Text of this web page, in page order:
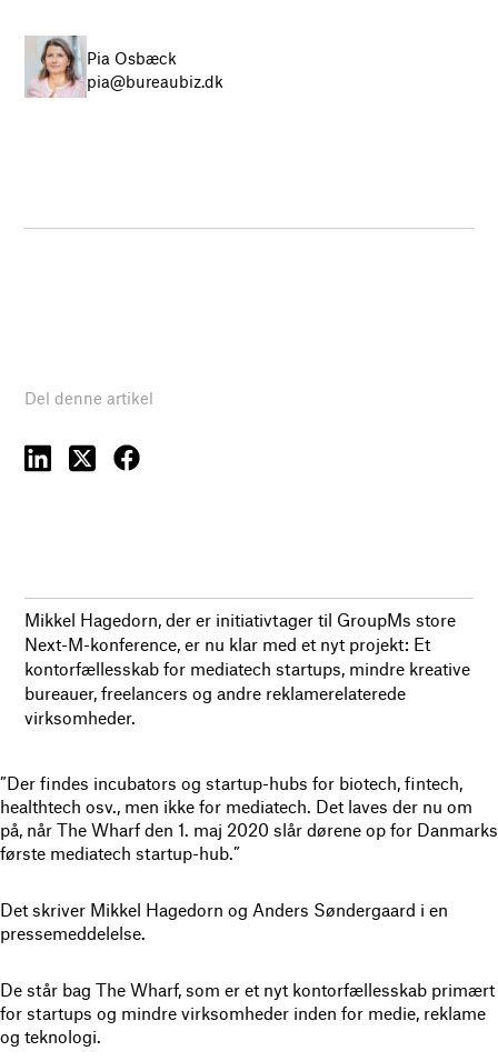
Pia Osbæck
pia@bureaubiz.dk
Del denne artikel
Mikkel Hagedorn, der er initiativtager til GroupMs store
Next-M-konference, er nu klar med et nyt projekt: Et
kontorfællesskab for mediatech startups, mindre kreative
bureauer, freelancers og andre reklamerelaterede
virksomheder.
”Der findes incubators og startup-hubs for biotech, fintech,
healthtech osv., men ikke for mediatech. Det laves der nu om
på, når The Wharf den 1. maj 2020 slår dørene op for Danmarks
første mediatech startup-hub.”
Det skriver Mikkel Hagedorn og Anders Søndergaard i en
pressemeddelelse.
De står bag The Wharf, som er et nyt kontorfællesskab primært
for startups og mindre virksomheder inden for medie, reklame
og teknologi.